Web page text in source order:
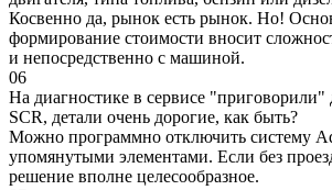
Косвенно да, рынок есть рынок. Но!
формирование стоимости вносит
и непосредственно с машиной.
06
На диагностике в сервисе "приговорили"
SCR, детали очень дорогие, как быть?
Можно программно отключить систему
упомянутыми элементами. Если без
решение вполне целесообразное.